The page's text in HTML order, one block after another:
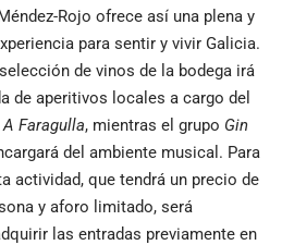
Rojo ofrece así una plena y
para sentir y vivir Galicia.
de vinos de la bodega irá
de aperitivos locales a cargo del
A Faragulla, mientras el grupo Gin
del ambiente musical. Para
actividad, que tendrá un precio de
y aforo limitado, será
las entradas previamente en